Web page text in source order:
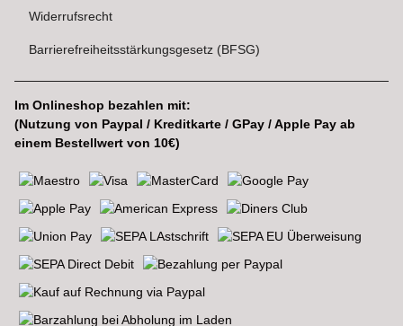
Widerrufsrecht
Barrierefreiheitsstärkungsgesetz (BFSG)
Im Onlineshop bezahlen mit:
(Nutzung von Paypal / Kreditkarte / GPay / Apple Pay ab
einem Bestellwert von 10€)